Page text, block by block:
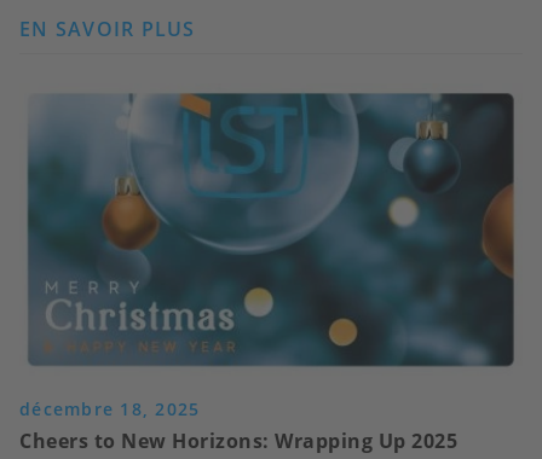
EN SAVOIR PLUS
RENEWS
ESCC
QUALIFICATION
FOR
IST’S
HIREL
TEMPERATURE
SENSORS
décembre 18, 2025
Cheers to New Horizons: Wrapping Up 2025